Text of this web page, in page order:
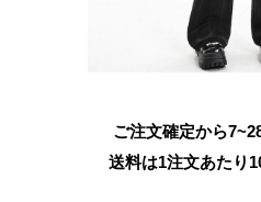
ご注文確定から
送料は1注文あたり